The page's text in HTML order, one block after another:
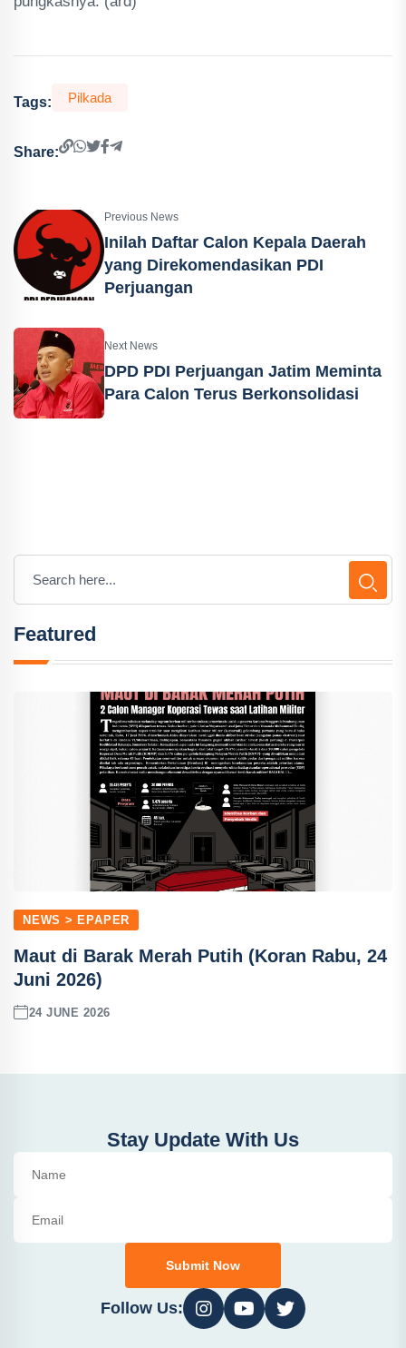
Tags: Pilkada
Share:
Previous News
Inilah Daftar Calon Kepala Daerah
yang Direkomendasikan PDI
Perjuangan
Next News
DPD PDI Perjuangan Jatim Meminta
Para Calon Terus Berkonsolidasi
Featured
NEWS > EPAPER
Maut di Barak Merah Putih (Koran Rabu, 24
Juni 2026)
24 JUNE 2026
Stay Update With Us
Submit Now
Follow Us: